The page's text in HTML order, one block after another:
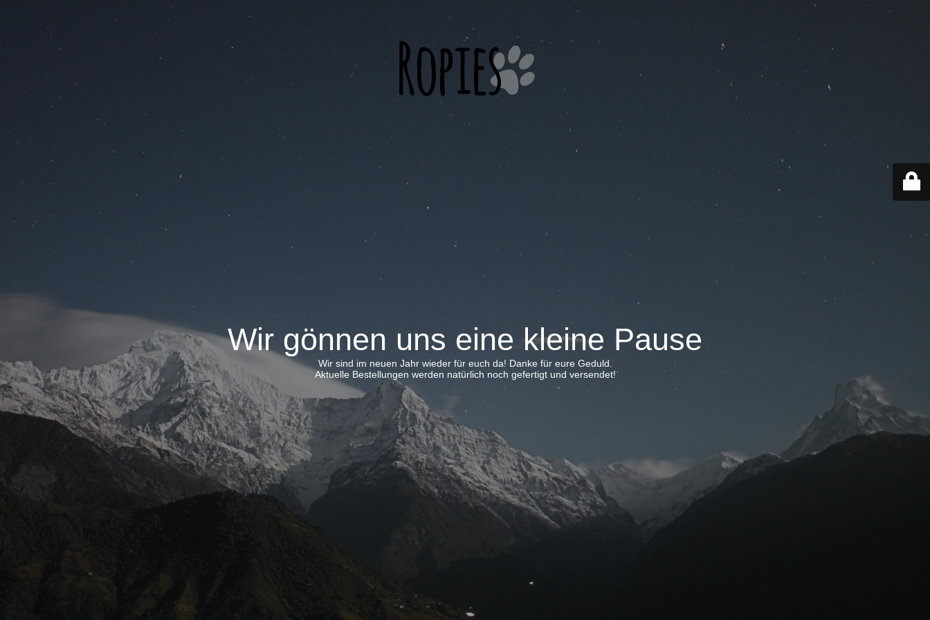
Wir gönnen uns eine kleine Pause
Wir sind im neuen Jahr wieder für euch da! Danke für eure Geduld.
Aktuelle Bestellungen werden natürlich noch gefertigt und versendet!